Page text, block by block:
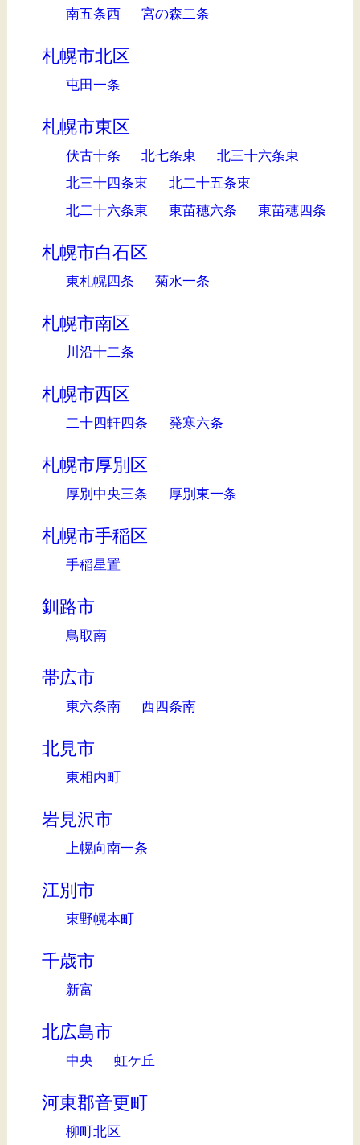
南五条西 宮の森二条
札幌市北区
屯田一条
札幌市東区
伏古十条 北七条東
北三十六条東
北三十四条東
北二十五条東
北二十六条東
東苗穂六条 東苗穂四条
札幌市白石区
東札幌四条 菊水一条
札幌市南区
川沿十二条
札幌市西区
二十四軒四条 発寒六条
札幌市厚別区
厚別中央三条 厚別東一条
札幌市手稲区
手稲星置
釧路市
鳥取南
帯広市
東六条南 西四条南
北見市
東相内町
岩見沢市
上幌向南一条
江別市
東野幌本町
千歳市
新富
北広島市
中央 虹ケ丘
河東郡音更町
柳町北区